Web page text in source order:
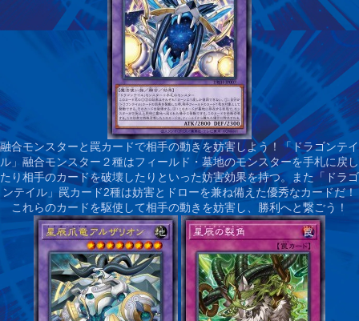
融合モンスターと罠カードで相手の動きを妨害しよう！ 「ドラゴンテイ
ル」融合モンスター２種はフィールド・墓地のモンスターを手札に戻し
たり相手のカードを破壊したりといった妨害効果を持つ。また「ドラゴ
ンテイル」罠カード2種は妨害とドローを兼ね備えた優秀なカードだ！
これらのカードを駆使して相手の動きを妨害し、勝利へと繋ごう！